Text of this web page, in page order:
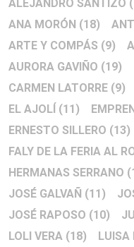
ALEJANDRO SANTIZO
ANA MORÓN (18)
ARTE Y COMPÁS (9)
AURORA GAVIÑO (19)
CARMEN LATORRE (9)
EL AJOLÍ (11)
ERNESTO SILLERO (13)
FALY DE LA FERIA AL
HERMANAS SERRANO
JOSÉ GALVAÑ (11)
JOSÉ RAPOSO (10)
LOLI VERA (18) LUISA